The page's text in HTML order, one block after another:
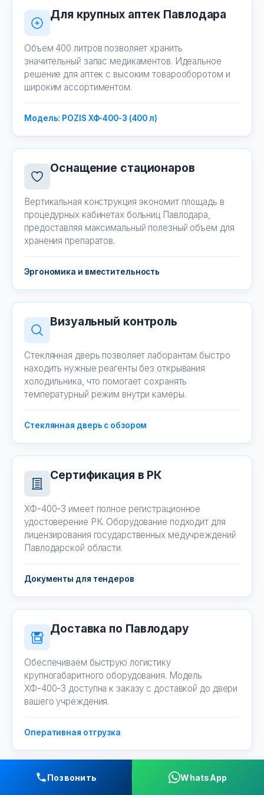
Позвонить WhatsApp
Для крупных аптек Павлодара
Объем 400 литров позволяет хранить
значительный запас медикаментов. Идеальное
решение для аптек с высоким товарооборотом и
широким ассортиментом.
Модель: POZIS ХФ-400-3 (400 л)
Оснащение стационаров
Вертикальная конструкция экономит площадь в
процедурных кабинетах больниц Павлодара,
предоставляя максимальный полезный объем для
хранения препаратов.
Эргономика и вместительность
Визуальный контроль
Стеклянная дверь позволяет лаборантам быстро
находить нужные реагенты без открывания
холодильника, что помогает сохранять
температурный режим внутри камеры.
Стеклянная дверь с обзором
Сертификация в РК
ХФ-400-3 имеет полное регистрационное
удостоверение РК. Оборудование подходит для
лицензирования государственных медучреждений
Павлодарской области.
Документы для тендеров
Доставка по Павлодару
Обеспечиваем быструю логистику
крупногабаритного оборудования. Модель
ХФ-400-3 доступна к заказу с доставкой до двери
вашего учреждения.
Оперативная отгрузка
Для ветклиник и ферм